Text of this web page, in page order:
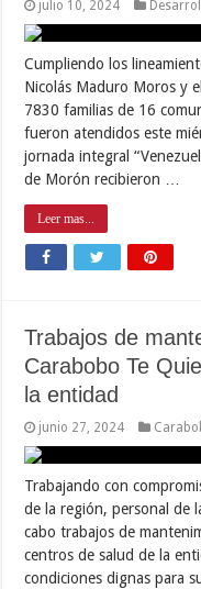
julio 10, 2024
Cumpliendo los
Nicolás Maduro Moros y
7830 familias de 16
fueron atendidos este
jornada integral
de Morón recibieron …
Leer mas...
Trabajos de
Carabobo Te
la entidad
junio 27, 2024
Trabajando con
de la región, personal de
cabo trabajos de
centros de salud de la
condiciones dignas para